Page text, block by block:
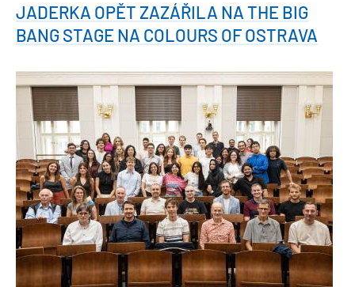
JADERKA OPĚT ZAZÁŘILA NA THE BIG
BANG STAGE NA COLOURS OF OSTRAVA